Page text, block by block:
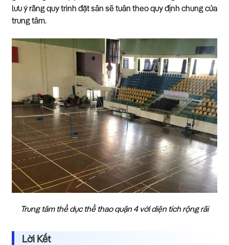
lưu ý rằng quy trình đặt sân sẽ tuân theo quy định chung của
trung tâm.
Trung tâm thể dục thể thao quận 4 với diện tích rộng rãi
Lời Kết